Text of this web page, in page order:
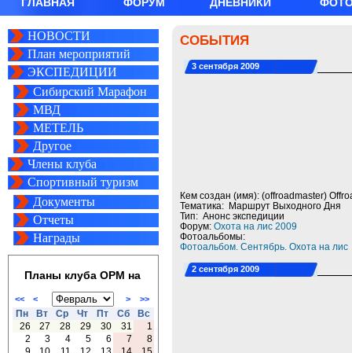
НОВОСТИ
План мероприятий
ЭКСПЕДИЦИИ
Сибирский Марафон
МВД
МЕТЕЛЬ
Другое
Члены клуба
Спортивный туризм
Документы
Отчеты
Награды
Планы клуба ОРМ на
<< < > >>
Пн Вт Ср Чт Пт Сб
Вс
26
27 28 29 30 31
1
2
3 4 5 6 7
8
СОБЫТИЯ
3 сентября 2009
Кем создан (имя): (offroadmaster)
Тематика: Маршрут Выходного Дня
Тип: Анонс экспедиции
Форум: Охота на лис 2009
Фотоальбомы:
Фотоальбом. Сентябрь. Охота на лис
2 сентября 2009